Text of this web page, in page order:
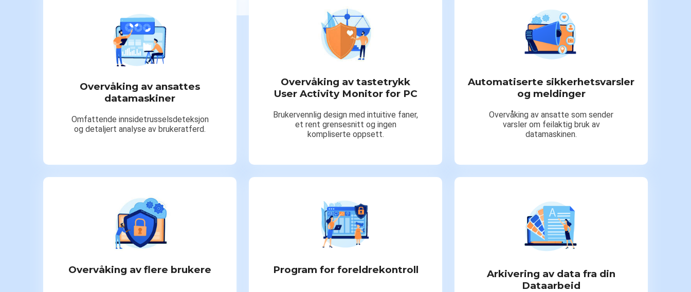
Overvåking av ansattes
datamaskiner
Omfattende innsidetrusselsdeteksjon
og detaljert analyse av brukeratferd.
Overvåking av tastetrykk
User Activity Monitor for PC
Brukervennlig design med intuitive faner,
et rent grensesnitt og ingen
kompliserte oppsett.
Automatiserte sikkerhetsvarsler
og meldinger
Overvåking av ansatte som sender
varsler om feilaktig bruk av
datamaskinen.
Overvåking av flere brukere Program for foreldrekontroll
Arkivering av data fra din
Dataarbeid